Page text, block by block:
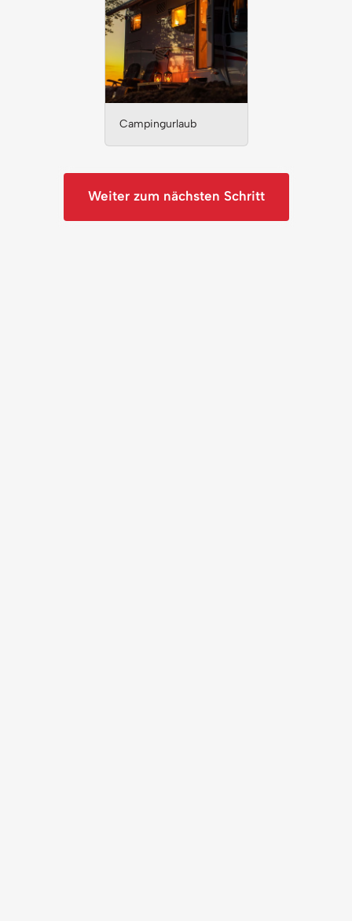
Campingurlaub
Weiter zum nächsten Schritt